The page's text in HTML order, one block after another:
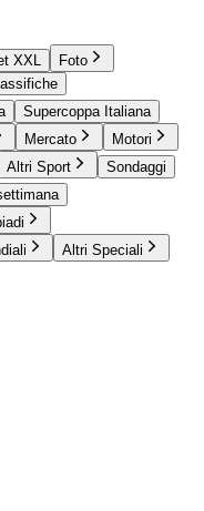
XXL
Foto
Supercoppa Italiana
Mercato
Motori
Altri Sport
Sondaggi
Altri Speciali